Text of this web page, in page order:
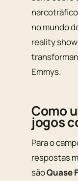
no mundo
reality
Emmys.
Como
jogos
Para o
respostas
sãoQuase